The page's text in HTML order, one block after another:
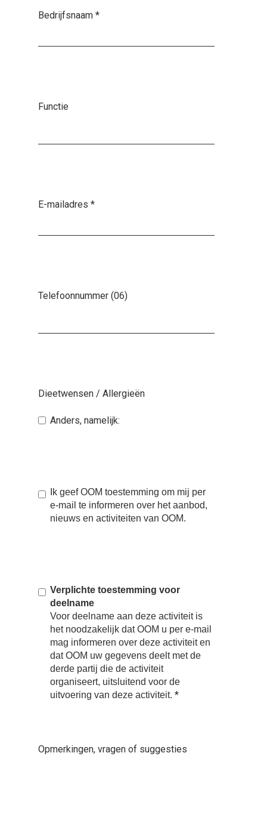
Bedrijfsnaam *
Functie
E-mailadres *
Telefoonnummer (06)
Dieetwensen / Allergieën
Anders, namelijk:
Ik geef OOM toestemming om mij per
e-mail te informeren over het aanbod,
nieuws en activiteiten van OOM.
Verplichte toestemming voor
deelname
Voor deelname aan deze activiteit is
het noodzakelijk dat OOM u per e-mail
mag informeren over deze activiteit en
dat OOM uw gegevens deelt met de
derde partij die de activiteit
organiseert, uitsluitend voor de
uitvoering van deze activiteit. *
Opmerkingen, vragen of suggesties